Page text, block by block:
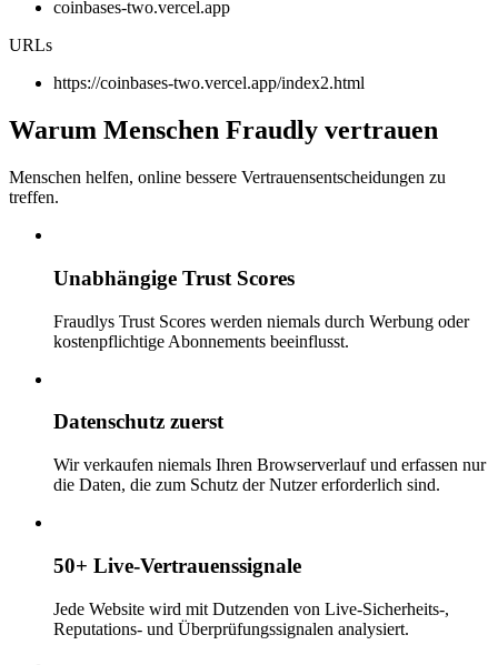
coinbases-two.vercel.app
URLs
https://coinbases-two.vercel.app/index2.html
Warum Menschen Fraudly vertrauen
Menschen helfen, online bessere Vertrauensentscheidungen zu
treffen.
Unabhängige Trust Scores
Fraudlys Trust Scores werden niemals durch Werbung oder
kostenpflichtige Abonnements beeinflusst.
Datenschutz zuerst
Wir verkaufen niemals Ihren Browserverlauf und erfassen nur
die Daten, die zum Schutz der Nutzer erforderlich sind.
50+ Live-Vertrauenssignale
Jede Website wird mit Dutzenden von Live-Sicherheits-,
Reputations- und Überprüfungssignalen analysiert.